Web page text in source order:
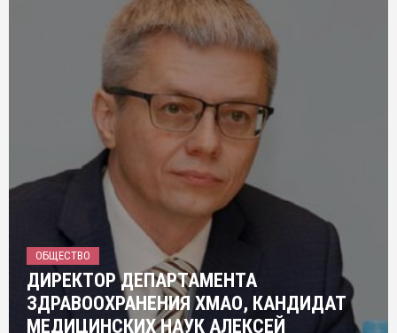
ОБЩЕСТВО
ДИРЕКТОР ДЕПАРТАМЕНТА
ЗДРАВООХРАНЕНИЯ ХМАО, КАНДИДАТ
МЕДИЦИНСКИХ НАУК АЛЕКСЕЙ